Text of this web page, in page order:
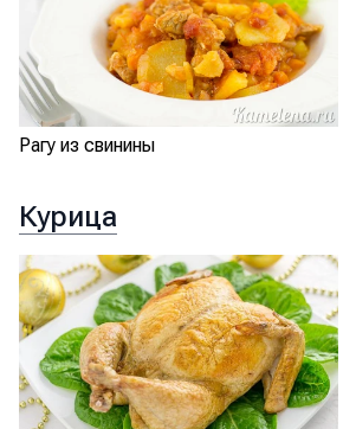
Рагу из свинины
Курица